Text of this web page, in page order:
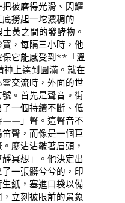
被磨得光滑、閃耀
撈起一坨濃稠的
黃之間的發酵物。
，每隔三小時，他
保它能感受到**「溫
上達到圓滿。就在
交流時，外面的世
。首先是聲音。街
了一個持續不斷、低
」聲。這聲音不
聲，而像是一個巨
廖沾沾皺著眉頭，
冥想」。他決定出
一張髒兮兮的，印
紙，塞進口袋以備
立刻被眼前的景象